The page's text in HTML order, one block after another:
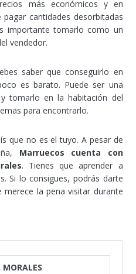
más económicos y en
cantidades desorbitadas
importante tomarlo como un
vendedor.
saber que conseguirlo en
es barato. Puede ser una
tomarlo en la habitación del
para encontrarlo.
que no es el tuyo. A pesar de
Marruecos cuenta con
. Tienes que aprender a
Si lo consigues, podrás darte
la pena visitar durante
MORALES